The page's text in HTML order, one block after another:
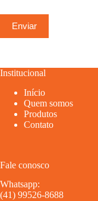
Enviar
Institucional
Início
Quem somos
Produtos
Contato
Fale conosco
Whatsapp:
(41) 99526-8688